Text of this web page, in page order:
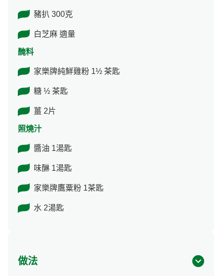
豬扒 300克
白芝麻 適量
醃料
家樂牌純鮮雞粉 1½ 茶匙
糖 ½ 茶匙
薑 2片
照燒汁
醬油 1湯匙
味醂 1湯匙
家樂牌鷹粟粉 1茶匙
水 2湯匙
做法